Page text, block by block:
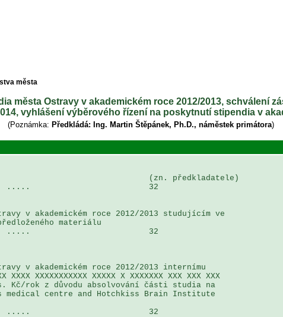
města
města Ostravy v akademickém roce 2012/2013, schválení
vyhlášení výběrového řízení na poskytnutí stipendia v
(Poznámka: Předkládá: Ing. Martin Štěpánek, Ph.D., náměstek primátora)
(zn. předkladatele)
.....                         32
v akademickém roce 2012/2013 studujícím ve
materiálu
.....                         32
v akademickém roce 2012/2013 internímu
XXXX XXXXXXXXXXX XXXXX X XXXXXXX XXX XXX XXX
tis. Kč/rok z důvodu absolvování části studia na
centre and Hotchkiss Brain Institute
.....                         32